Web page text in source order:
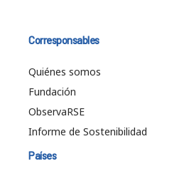
Corresponsables
Quiénes somos
Fundación
ObservaRSE
Informe de Sostenibilidad
Países